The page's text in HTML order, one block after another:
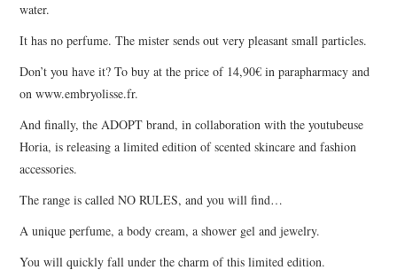
water.
It has no perfume. The mister sends out very pleasant small particles.
Don’t you have it? To buy at the price of 14,90€ in parapharmacy and
on www.embryolisse.fr.
And finally, the ADOPT brand, in collaboration with the youtubeuse
Horia, is releasing a limited edition of scented skincare and fashion
accessories.
The range is called NO RULES, and you will find…
A unique perfume, a body cream, a shower gel and jewelry.
You will quickly fall under the charm of this limited edition.